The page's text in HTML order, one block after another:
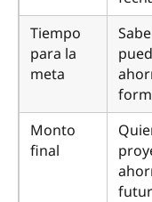
Tiempo
para la
meta
Monto
final